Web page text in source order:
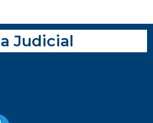
Judicial